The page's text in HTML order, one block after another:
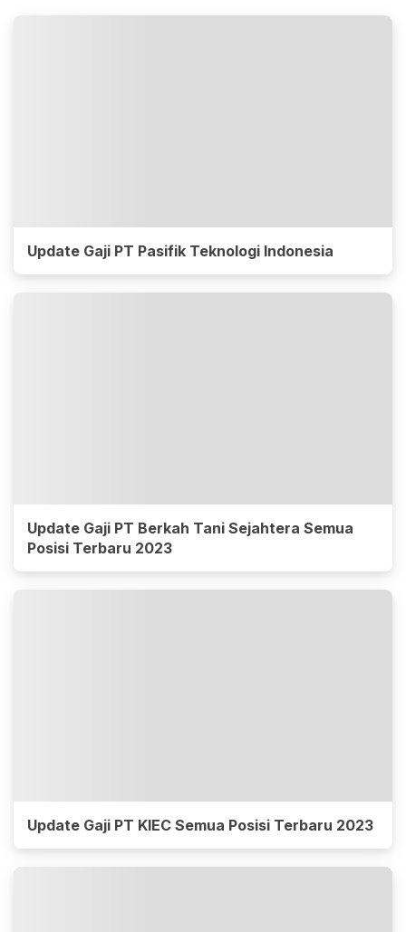
Update Gaji PT Pasifik Teknologi Indonesia
Update Gaji PT Berkah Tani Sejahtera Semua
Posisi Terbaru 2023
Update Gaji PT KIEC Semua Posisi Terbaru 2023